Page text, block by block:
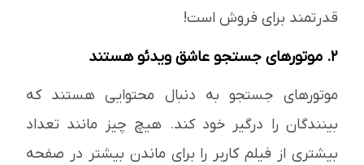
قدرتمند برای فروش است!
2. موتورهای جستجو عاشق ویدئو هستند
موتورهای جستجو به دنبال محتوایی هستند که
بینندگان را درگیر خود کند. هیچ چیز مانند تعداد
بیشتری از فیلم کاربر را برای ماندن بیشتر در صفحه